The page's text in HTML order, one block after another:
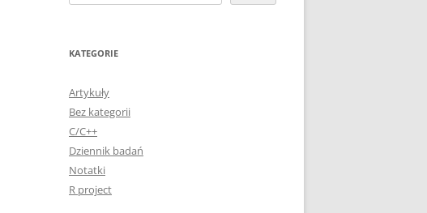
KATEGORIE
Artykuły
Bez kategorii
C/C++
Dziennik badań
Notatki
R project